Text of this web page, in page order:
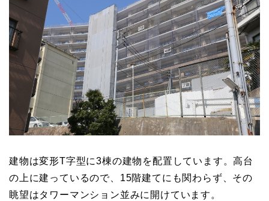
建物は変形T字型に3棟の建物を配置しています。高台
の上に建っているので、15階建てにも関わらず、その
眺望はタワーマンション並みに開けています。